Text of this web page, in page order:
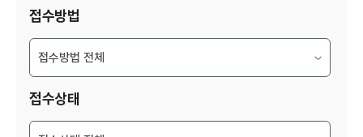
접수방법
접수상태